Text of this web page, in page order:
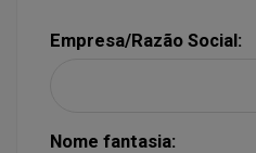
Empresa/Razão Social:
Nome fantasia: